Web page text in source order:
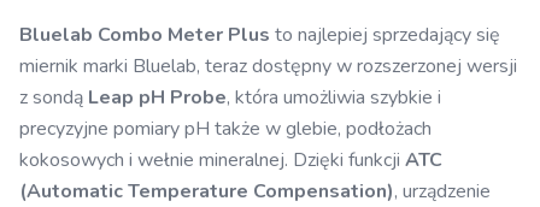
Bluelab Combo Meter Plus to najlepiej sprzedający się
miernik marki Bluelab, teraz dostępny w rozszerzonej wersji
z sondą Leap pH Probe, która umożliwia szybkie i
precyzyjne pomiary pH także w glebie, podłożach
kokosowych i wełnie mineralnej. Dzięki funkcji ATC
(Automatic Temperature Compensation), urządzenie